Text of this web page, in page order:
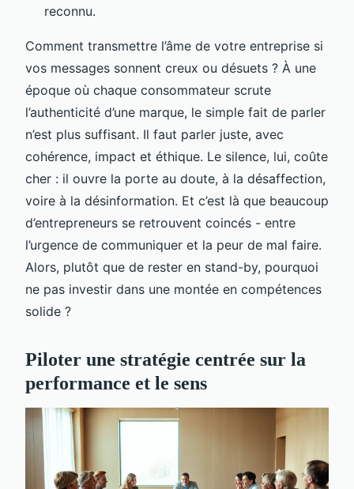
reconnu.
Comment transmettre l’âme de votre entreprise si
vos messages sonnent creux ou désuets ? À une
époque où chaque consommateur scrute
l’authenticité d’une marque, le simple fait de parler
n’est plus suffisant. Il faut parler juste, avec
cohérence, impact et éthique. Le silence, lui, coûte
cher : il ouvre la porte au doute, à la désaffection,
voire à la désinformation. Et c’est là que beaucoup
d’entrepreneurs se retrouvent coincés - entre
l’urgence de communiquer et la peur de mal faire.
Alors, plutôt que de rester en stand-by, pourquoi
ne pas investir dans une montée en compétences
solide ?
Piloter une stratégie centrée sur la
performance et le sens